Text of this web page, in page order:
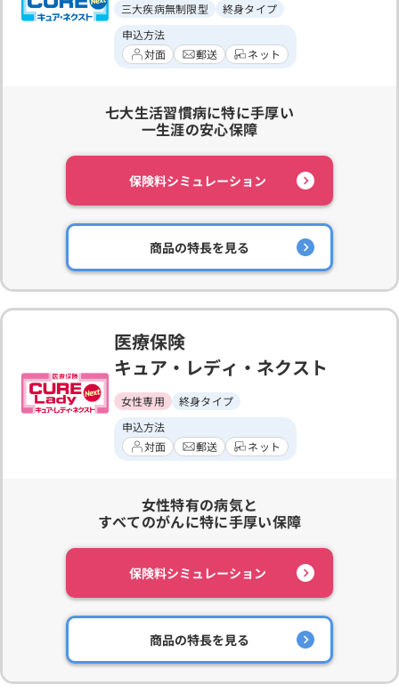
三大疾病無制限型
終身タイプ
申込方法
対面
郵送 ネット
七大生活習慣病に特に手厚い
一生涯の安心保障
保険料シミュレーション
商品の特長を見る
医療保険
キュア・レディ・ネクスト
女性専用
終身タイプ
申込方法
対面
郵送 ネット
女性特有の病気と
すべてのがんに特に手厚い保障
保険料シミュレーション
商品の特長を見る